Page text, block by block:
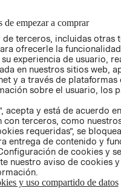
DE
DE INDUSTRIA Y
COMERCIO - SIC
PETICIONES
QUEJAS Y
RECLAMOS
de empezar a comprar
terceros, incluidas otras
ofrecerle la
experiencia de usuario,
en nuestros sitios web,
y a través de plataformas
sobre el usuario, los
acepta y está de acuerdo
terceros, como
requeridas”, se
entrega de contenido y
de cookies y
nuestro aviso de cookies
y uso compartido de datos